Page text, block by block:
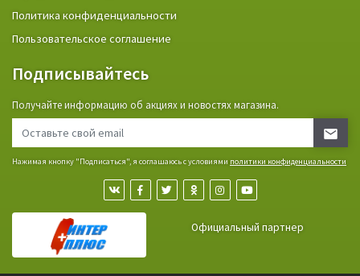
Политика конфиденциальности
Пользовательское соглашение
Подписывайтесь
Получайте информацию об акциях и новостях магазина.
Нажимая кнопку "Подписаться", я соглашаюсь с условиями политики конфиденциальности
Официальный партнер